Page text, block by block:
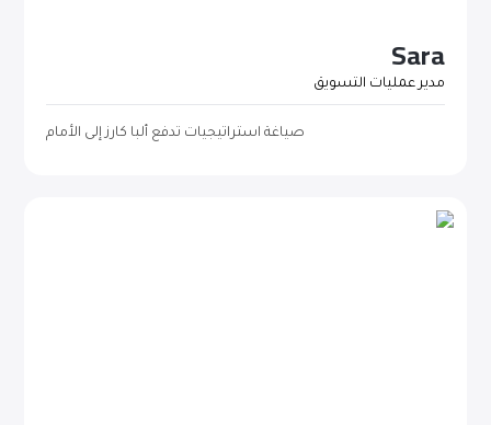
Sara
مدير عمليات التسويق
صياغة استراتيجيات تدفع ألبا كارز إلى الأمام